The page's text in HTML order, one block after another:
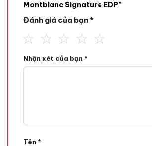
Montblanc Signature EDP”
Đánh giá của bạn*
Nhận xét của bạn *
Tên *